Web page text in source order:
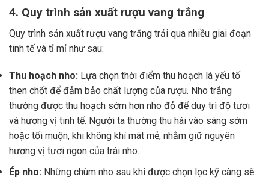
4. Quy trình sản xuất rượu vang trắng
Quy trình sản xuất rượu vang trắng trải qua nhiều giai đoạn
tinh tế và tỉ mỉ như sau:
Thu hoạch nho: Lựa chọn thời điểm thu hoạch là yếu tố
then chốt để đảm bảo chất lượng của rượu. Nho trắng
thường được thu hoạch sớm hơn nho đỏ để duy trì độ tươi
và hương vị tinh tế. Người ta thường thu hái vào sáng sớm
hoặc tối muộn, khi không khí mát mẻ, nhằm giữ nguyên
hương vị tươi ngon của trái nho.
Ép nho: Những chùm nho sau khi được chọn lọc kỹ càng sẽ